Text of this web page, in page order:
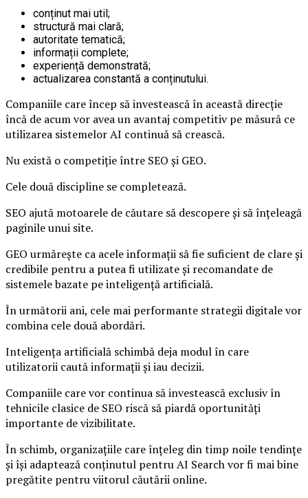
conținut mai util;
structură mai clară;
autoritate tematică;
informații complete;
experiență demonstrată;
actualizarea constantă a conținutului.
Companiile care încep să investească în această direcție
încă de acum vor avea un avantaj competitiv pe măsură ce
utilizarea sistemelor AI continuă să crească.
Nu există o competiție între SEO și GEO.
Cele două discipline se completează.
SEO ajută motoarele de căutare să descopere și să înțeleagă
paginile unui site.
GEO urmărește ca acele informații să fie suficient de clare și
credibile pentru a putea fi utilizate și recomandate de
sistemele bazate pe inteligență artificială.
În următorii ani, cele mai performante strategii digitale vor
combina cele două abordări.
Inteligența artificială schimbă deja modul în care
utilizatorii caută informații și iau decizii.
Companiile care vor continua să investească exclusiv în
tehnicile clasice de SEO riscă să piardă oportunități
importante de vizibilitate.
În schimb, organizațiile care înțeleg din timp noile tendințe
și își adaptează conținutul pentru AI Search vor fi mai bine
pregătite pentru viitorul căutării online.